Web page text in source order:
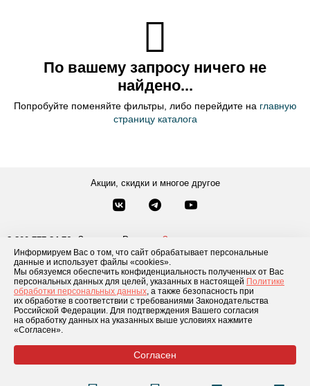
Информируем Вас о том, что сайт обрабатывает персональные
данные и использует файлы «cookies».
Мы обязуемся обеспечить конфиденциальность полученных от Вас
персональных данных для целей, указанных в настоящей Политике
обработки персональных данных, а также безопасность при
их обработке в соответствии с требованиями Законодательства
Российской Федерации. Для подтверждения Вашего согласия
на обработку данных на указанных выше условиях нажмите
«Согласен».
Согласен
По вашему запросу ничего не
найдено...
Попробуйте поменяйте фильтры, либо перейдите на главную
страницу каталога
Акции, скидки и многое другое
8-800-777-84-76 Звонки по России
Заказать звонок
8 495 181-69-06
Москва
Каталог товаров О компании Доставка и оплата Блог
Условия рассрочки
Контакты
© 2026 «GLADIATOR»